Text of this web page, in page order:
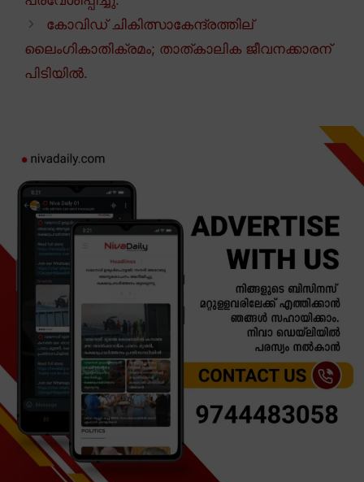
കോവിഡ് ചികിത്സാകേന്ദ്രത്തില്
ലൈംഗികാതിക്രമം; താത്കാലിക ജീവനക്കാരന്
പിടിയിൽ.